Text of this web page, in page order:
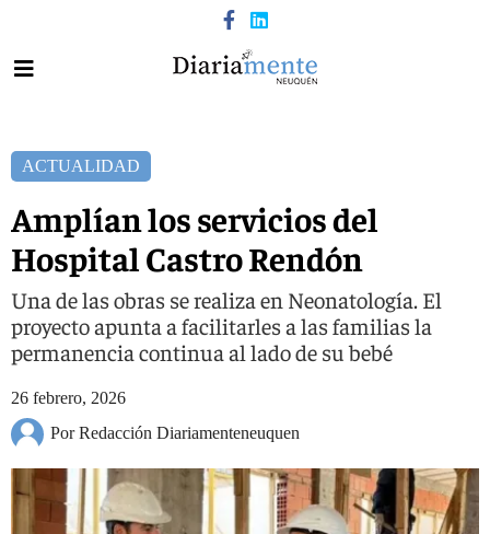
ACTUALIDAD
Amplían los servicios del
Hospital Castro Rendón
Una de las obras se realiza en Neonatología. El
proyecto apunta a facilitarles a las familias la
permanencia continua al lado de su bebé
26 febrero, 2026
Por Redacción Diariamenteneuquen